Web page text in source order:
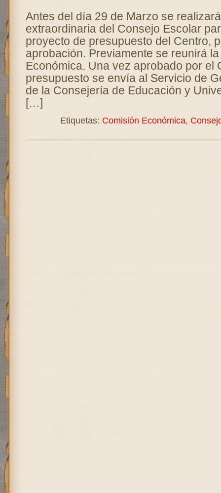
Antes del día 29 de Marzo se
extraordinaria del Consejo Escolar
proyecto de presupuesto del Centro,
aprobación. Previamente se reunirá
Económica. Una vez aprobado por el
presupuesto se envía al Servicio de
de la Consejería de Educación y
[…]
Etiquetas: Comisión Económica,